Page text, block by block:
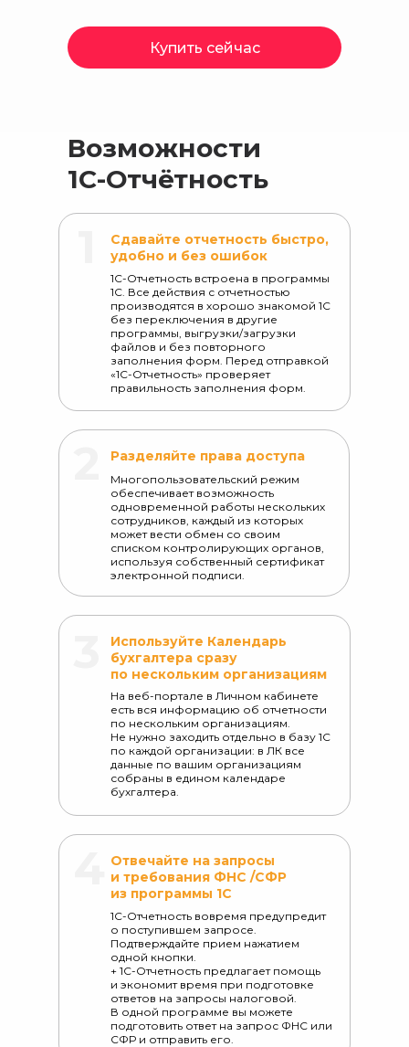
Купить сейчас
Возможности
1С-Отчётность
Сдавайте отчетность быстро,
удобно и без ошибок
1С-Отчетность встроена в программы
1С. Все действия с отчетностью
производятся в хорошо знакомой 1С
без переключения в другие
программы, выгрузки/загрузки
файлов и без повторного
заполнения форм. Перед отправкой
«1С-Отчетность» проверяет
правильность заполнения форм.
Разделяйте права доступа
Многопользовательский режим
обеспечивает возможность
одновременной работы нескольких
сотрудников, каждый из которых
может вести обмен со своим
списком контролирующих органов,
используя собственный сертификат
электронной подписи.
Используйте Календарь
бухгалтера сразу
по нескольким организациям
На веб-портале в Личном кабинете
есть вся информацию об отчетности
по нескольким организациям.
Не нужно заходить отдельно в базу 1С
по каждой организации: в ЛК все
данные по вашим организациям
собраны в едином календаре
бухгалтера.
Отвечайте на запросы
и требования ФНС /СФР
из программы 1С
1С-Отчетность вовремя предупредит
о поступившем запросе.
Подтверждайте прием нажатием
одной кнопки.
+ 1С-Отчетность предлагает помощь
и экономит время при подготовке
ответов на запросы налоговой.
В одной программе вы можете
подготовить ответ на запрос ФНС или
СФР и отправить его.